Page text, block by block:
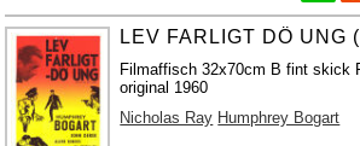
LEV FARLIGT DÖ UNG
Filmaffisch 32x70cm B fint skick
original 1960
Nicholas Ray Humphrey Bogart